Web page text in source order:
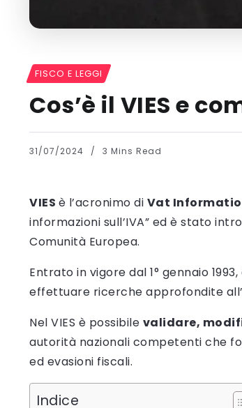
FISCO E LEGGI
Cos’è il VIES e
31/07/2024 3 Mins Read
VIES è l’acronimo di Vat
informazioni sull’IVA” ed è stato
Comunità Europea.
Entrato in vigore dal 1° gennaio
effettuare ricerche approfondite
Nel VIES è possibile validare,
autorità nazionali competenti che
ed evasioni fiscali.
Indice